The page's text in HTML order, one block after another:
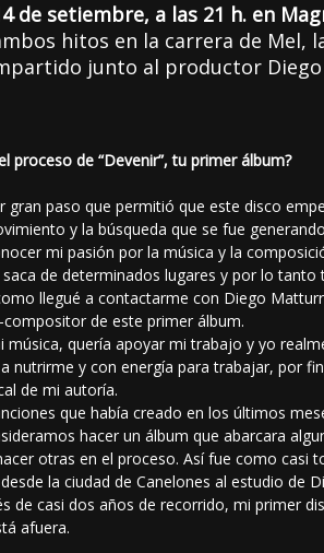
de setiembre, a las 21 h. en
hitos en la carrera de Mel,
junto al productor
proceso de “Devenir”, tu primer álbum?
gran paso que permitió que este disco
y la búsqueda que se fue
mi pasión por la música y la
de determinados lugares y por lo tanto
llegué a contactarme con Diego
de este primer álbum.
música, quería apoyar mi trabajo y yo
nutrirme y con energía para trabajar, por
de mi autoría.
que había creado en los últimos
hacer un álbum que abarcara
otras en el proceso. Así fue como casi
la ciudad de Canelones al estudio de
de casi dos años de recorrido, mi primer
afuera.